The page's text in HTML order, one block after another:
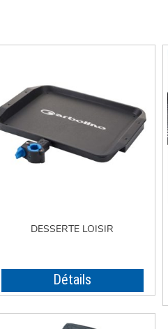
DESSERTE LOISIR
Détails